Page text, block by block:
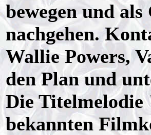
bewegen und
nachgehen.
Wallie Powers,
den Plan und
Die
bekannten